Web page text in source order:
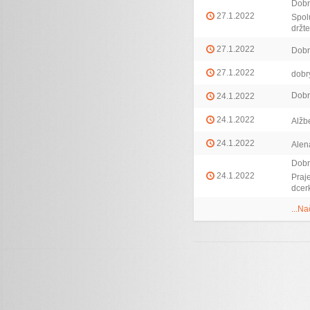
27.1.2022
27.1.2022
27.1.2022
24.1.2022
24.1.2022
24.1.2022
24.1.2022